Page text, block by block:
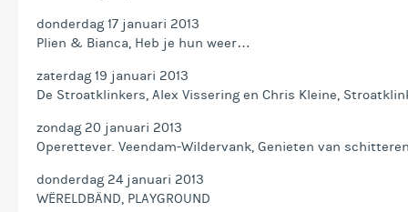
donderdag 17 januari 2013
Plien & Bianca, Heb je hun weer…
zaterdag 19 januari 2013
De Stroatklinkers, Alex Vissering en Chris Kleine,
zondag 20 januari 2013
Operettever. Veendam-Wildervank, Genieten van
donderdag 24 januari 2013
WËRELDBÄND, PLAYGROUND